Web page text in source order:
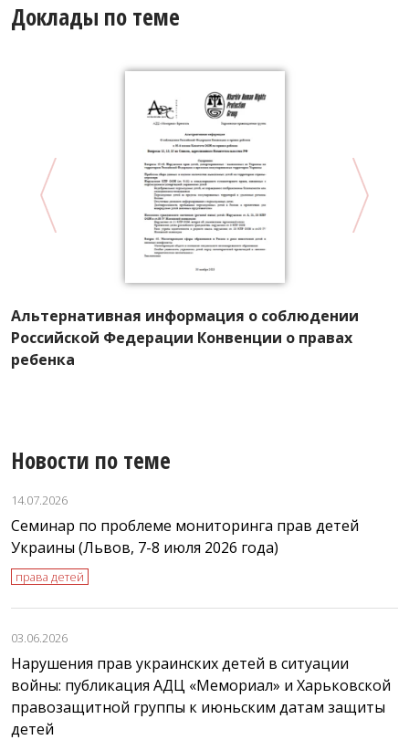
Доклады по теме
Альтернативная информация о соблюдении
Российской Федерации Конвенции о правах
ребенка
Новости по теме
14.07.2026
Семинар по проблеме мониторинга прав детей
Украины (Львов, 7-8 июля 2026 года)
права детей
03.06.2026
Нарушения прав украинских детей в ситуации
войны: публикация АДЦ «Мемориал» и Харьковской
правозащитной группы к июньским датам защиты
детей